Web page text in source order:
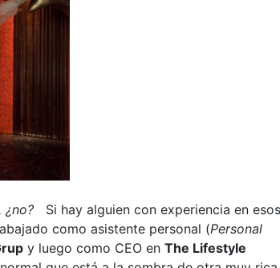
¿no? Si hay alguien con experiencia en esos
como asistente personal (Personal
y luego como CEO en The Lifestyle